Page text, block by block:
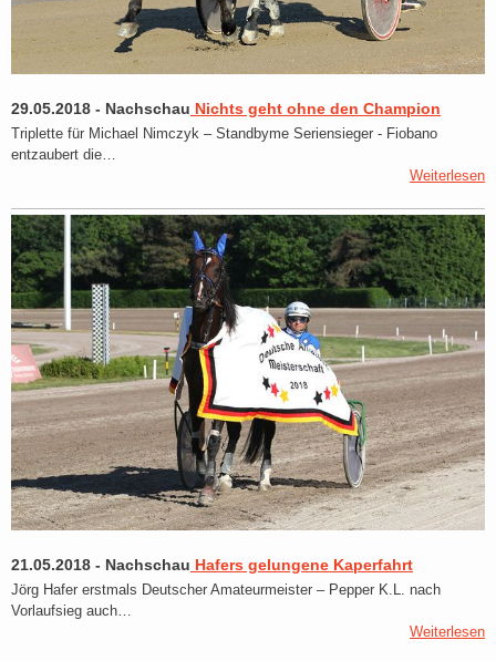
29.05.2018 - Nachschau Nichts geht ohne den Champion
Triplette für Michael Nimczyk – Standbyme Seriensieger - Fiobano
entzaubert die…
Weiterlesen
21.05.2018 - Nachschau Hafers gelungene Kaperfahrt
Jörg Hafer erstmals Deutscher Amateurmeister – Pepper K.L. nach
Vorlaufsieg auch…
Weiterlesen